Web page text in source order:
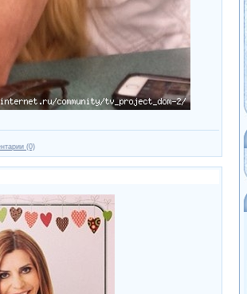
(0)